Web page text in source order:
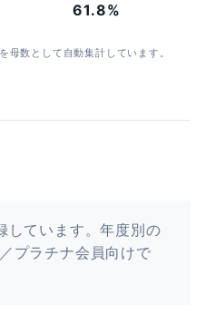
61.8%
母数として自動集計しています。
しています。年度別の
プラチナ会員向けで